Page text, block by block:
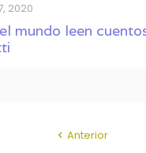
2020
mundo leen
Anterior